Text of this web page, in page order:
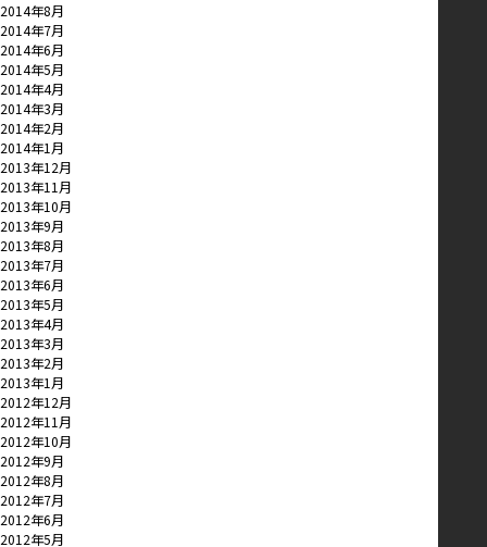
2014年8月
2014年7月
2014年6月
2014年5月
2014年4月
2014年3月
2014年2月
2014年1月
2013年12月
2013年11月
2013年10月
2013年9月
2013年8月
2013年7月
2013年6月
2013年5月
2013年4月
2013年3月
2013年2月
2013年1月
2012年12月
2012年11月
2012年10月
2012年9月
2012年8月
2012年7月
2012年6月
2012年5月